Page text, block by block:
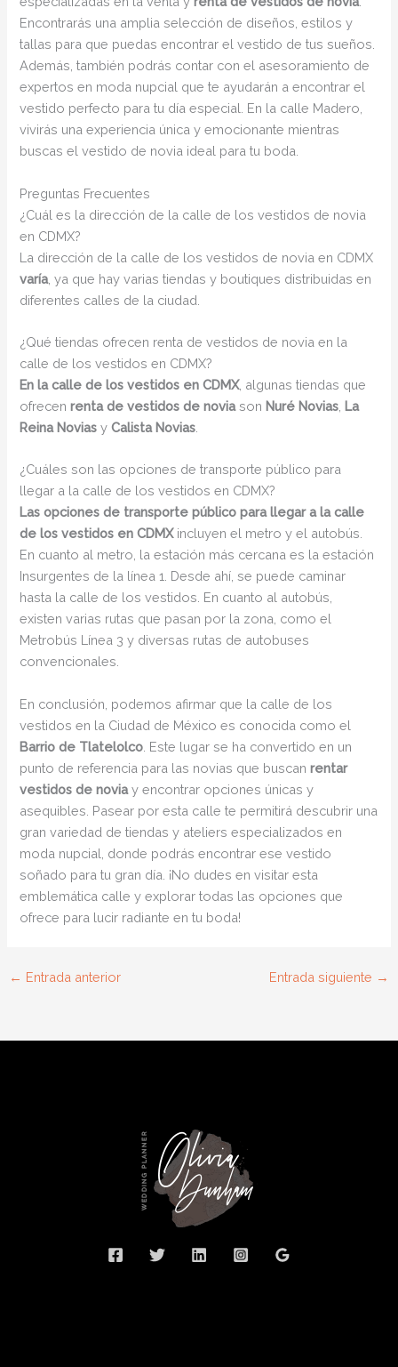
Encontrarás una amplia selección de diseños, estilos y
tallas para que puedas encontrar el vestido de tus sueños.
Además, también podrás contar con el asesoramiento de
expertos en moda nupcial que te ayudarán a encontrar el
vestido perfecto para tu día especial. En la calle Madero,
vivirás una experiencia única y emocionante mientras
buscas el vestido de novia ideal para tu boda.
Preguntas Frecuentes
¿Cuál es la dirección de la calle de los vestidos de novia
en CDMX?
La dirección de la calle de los vestidos de novia en CDMX
varía, ya que hay varias tiendas y boutiques distribuidas en
diferentes calles de la ciudad.
¿Qué tiendas ofrecen renta de vestidos de novia en la
calle de los vestidos en CDMX?
En la calle de los vestidos en CDMX, algunas tiendas que
ofrecenrenta de vestidos de noviason Nuré Novias La
Reina Novias yCalista Novias
¿Cuáles son las opciones de transporte público para
llegar a la calle de los vestidos en CDMX?
Las opciones de transporte público para llegar a la calle
de los vestidos en CDMXincluyen el metro y el autobús.
En cuanto al metro, la estación más cercana es la estación
Insurgentes de la línea 1. Desde ahí, se puede caminar
hasta la calle de los vestidos. En cuanto al autobús,
existen varias rutas que pasan por la zona, como el
Metrobús Línea 3 y diversas rutas de autobuses
convencionales.
En conclusión, podemos afirmar que la calle de los
vestidos en la Ciudad de México es conocida como el
Barrio de Tlatelolco . Este lugar se ha convertido en un
punto de referencia para las novias que buscanrentar
vestidos de noviay encontrar opciones únicas y
asequibles. Pasear por esta calle te permitirá descubrir una
gran variedad de tiendas y ateliers especializados en
moda nupcial, donde podrás encontrar ese vestido
soñado para tu gran día. ¡No dudes en visitar esta
emblemática calle y explorar todas las opciones que
ofrece para lucir radiante en tu boda!
← Entrada anterior Entrada siguiente →